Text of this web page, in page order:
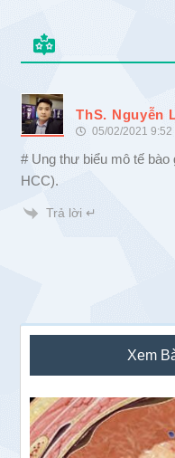
ThS. Nguyễn
05/02/2021 9:52
# Ung thư biểu mô tế
HCC).
Trả lời ↵
Sidebar
chính
Xem